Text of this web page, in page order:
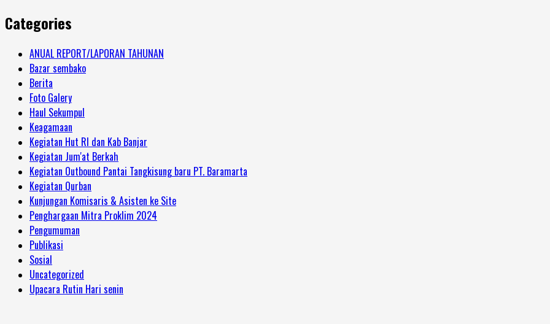
Categories
ANUAL REPORT/LAPORAN TAHUNAN
Bazar sembako
Berita
Foto Galery
Haul Sekumpul
Keagamaan
Kegiatan Hut RI dan Kab Banjar
Kegiatan Jum'at Berkah
Kegiatan Outbound Pantai Tangkisung baru PT. Baramarta
Kegiatan Qurban
Kunjungan Komisaris & Asisten ke Site
Penghargaan Mitra Proklim 2024
Pengumuman
Publikasi
Sosial
Uncategorized
Upacara Rutin Hari senin